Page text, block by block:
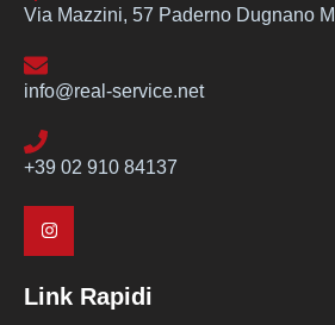
Via Mazzini, 57 Paderno Dugnano MI
info@real-service.net
+39 02 910 84137
Link Rapidi